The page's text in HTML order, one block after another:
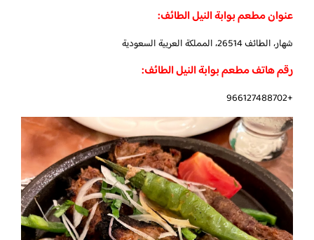
عنوان مطعم بوابة النيل الطائف:
شهار، الطائف 26514، المملكة العربية السعودية
رقم هاتف مطعم بوابة النيل الطائف:
+966127488702